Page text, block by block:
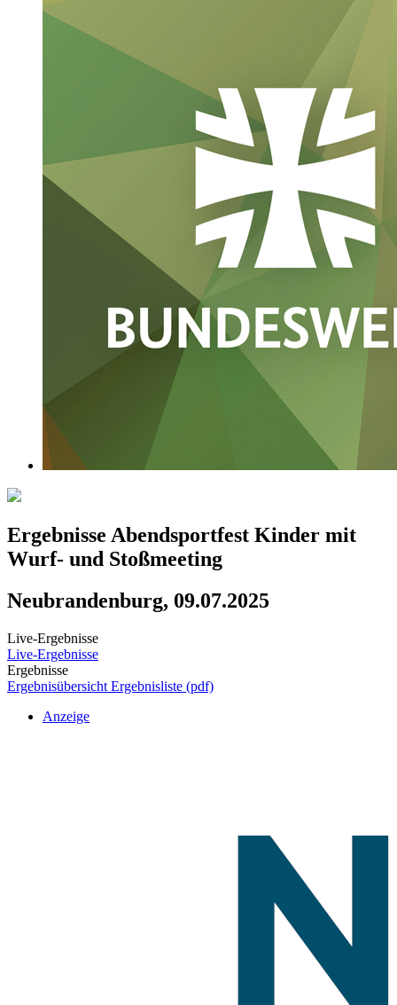
Ergebnisse Abendsportfest Kinder mit
Wurf- und Stoßmeeting
Neubrandenburg, 09.07.2025
Live-Ergebnisse
Live-Ergebnisse
Ergebnisse
Ergebnisübersicht Ergebnisliste (pdf)
Anzeige